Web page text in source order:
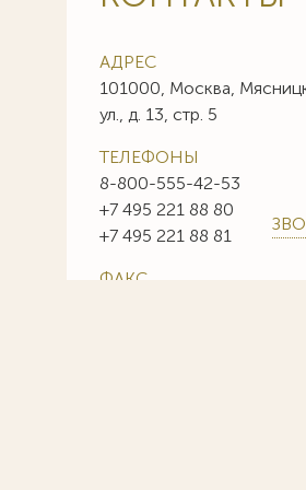
АДРЕС
101000, Москва,
ул., д. 13, стр. 5
ТЕЛЕФОНЫ
8-800-555-42-53
+7 495 221 88 80
+7 495 221 88 81
ФАКС